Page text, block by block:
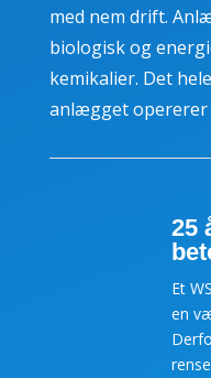
med nem drift.
biologisk og
kemikalier. Det
anlægget opererer
25
Et
en